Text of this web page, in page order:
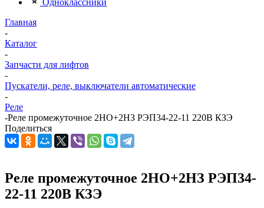
Одноклассники
Главная
-
Каталог
-
Запчасти для лифтов
-
Пускатели, реле, выключатели автоматические
-
Реле
-Реле промежуточное 2НО+2НЗ РЭП34-22-11 220В КЗЭ
Поделиться
Реле промежуточное 2НО+2НЗ РЭП34-
22-11 220В КЗЭ